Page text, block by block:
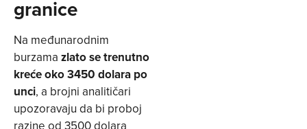
granice
Na međunarodnim
burzama zlato se trenutno
kreće oko 3450 dolara po
unci, a brojni analitičari
upozoravaju da bi proboj
razine od 3500 dolara